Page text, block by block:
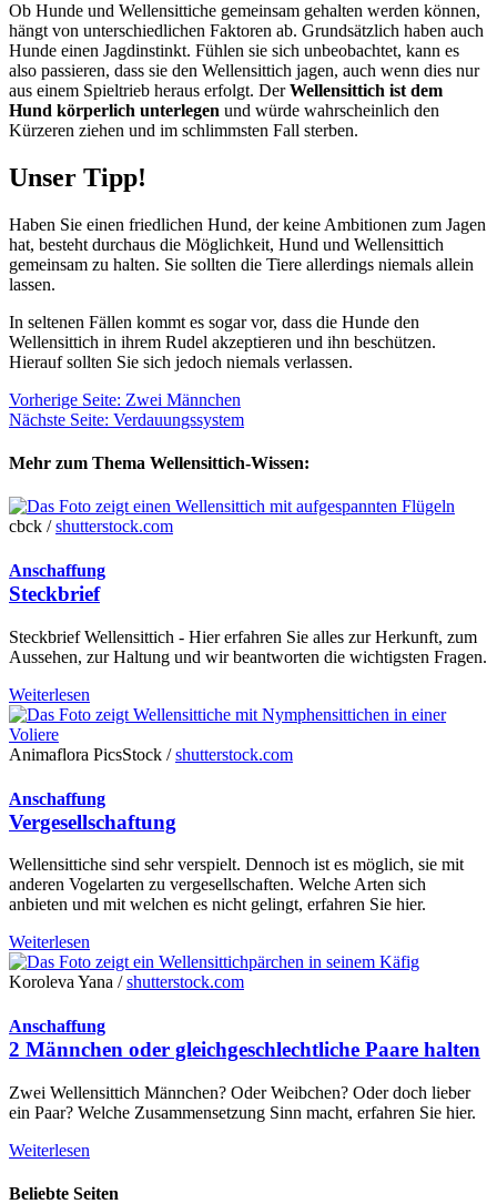
Ob Hunde und Wellensittiche gemeinsam gehalten werden können,
hängt von unterschiedlichen Faktoren ab. Grundsätzlich haben auch
Hunde einen Jagdinstinkt. Fühlen sie sich unbeobachtet, kann es
also passieren, dass sie den Wellensittich jagen, auch wenn dies nur
aus einem Spieltrieb heraus erfolgt. DerWellensittich ist dem
Hund körperlich unterlegen und würde wahrscheinlich den
Kürzeren ziehen und im schlimmsten Fall sterben.
Unser Tipp!
Haben Sie einen friedlichen Hund, der keine Ambitionen zum Jagen
hat, besteht durchaus die Möglichkeit, Hund und Wellensittich
gemeinsam zu halten. Sie sollten die Tiere allerdings niemals allein
lassen.
In seltenen Fällen kommt es sogar vor, dass die Hunde den
Wellensittich in ihrem Rudel akzeptieren und ihn beschützen.
Hierauf sollten Sie sich jedoch niemals verlassen.
Vorherige Seite: Zwei Männchen
Nächste Seite: Verdauungssystem
Mehr zum Thema Wellensittich-Wissen:
cbck /shutterstock.com
Anschaffung
Steckbrief
Steckbrief Wellensittich - Hier erfahren Sie alles zur Herkunft, zum
Aussehen, zur Haltung und wir beantworten die wichtigsten Fragen.
Weiterlesen
Animaflora PicsStock /shutterstock.com
Anschaffung
Vergesellschaftung
Wellensittiche sind sehr verspielt. Dennoch ist es möglich, sie mit
anderen Vogelarten zu vergesellschaften. Welche Arten sich
anbieten und mit welchen es nicht gelingt, erfahren Sie hier.
Weiterlesen
Koroleva Yana /shutterstock.com
Anschaffung
2 Männchen oder gleichgeschlechtliche Paare halten
Zwei Wellensittich Männchen? Oder Weibchen? Oder doch lieber
ein Paar? Welche Zusammensetzung Sinn macht, erfahren Sie hier.
Weiterlesen
Beliebte Seiten